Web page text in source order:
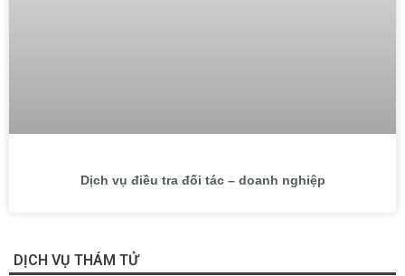
Dịch vụ điều tra đối tác – doanh nghiệp
DỊCH VỤ THÁM TỬ